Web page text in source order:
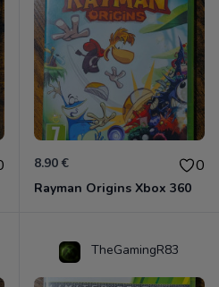
8.90 € 0
Rayman Origins Xbox 360
TheGamingR83